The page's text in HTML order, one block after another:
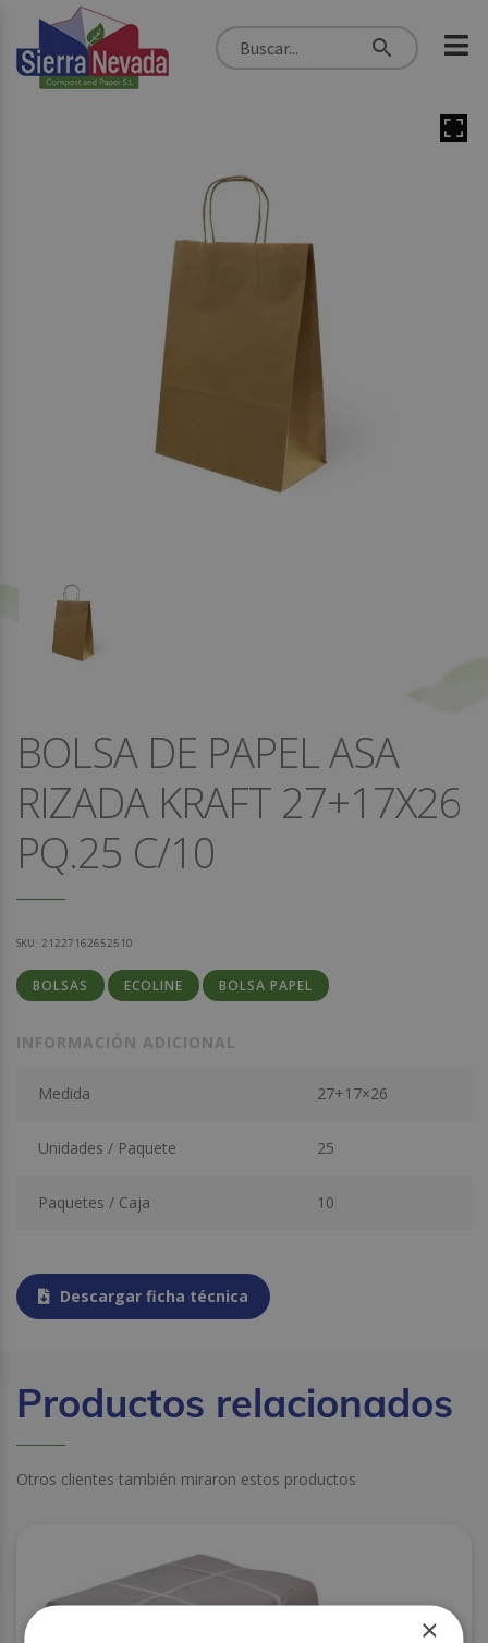
BOLSA DE PAPEL ASA
RIZADA KRAFT 27+17X26
PQ.25 C/10
SKU: 21227162652510
BOLSAS ECOLINE BOLSA PAPEL
INFORMACIÓN ADICIONAL
Medida 27+17×26
Unidades / Paquete 25
Paquetes / Caja 10
Descargar ficha técnica
Productos relacionados
Otros clientes también miraron estos productos
×